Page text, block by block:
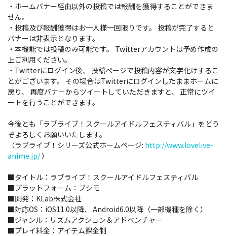
・ホームバナー経由以外の投稿では報酬を獲得することができま
せん。
・投稿及び報酬獲得はお一人様一回限りです。 投稿が完了すると
バナーは非表示となります。
・本機能では投稿のみ可能です。 Twitterアカウントは予め作成の
上ご利用ください。
・Twitterにログイン後、 投稿ぺージで投稿内容が文字化けするこ
とがございます。 その場合はTwitterにログインしたままホームに
戻り、 再度バナーからツイートしていただきますと、 正常にツイ
ートを行うことができます。
今後とも「ラブライブ！スクールアイドルフェスティバル」をどう
ぞよろしくお願いいたします。
（ラブライブ！シリーズ公式ホームページ: http://www.lovelive-
anime.jp/）
■タイトル：ラブライブ！スクールアイドルフェスティバル
■プラットフォーム：ブシモ
■開発：KLab株式会社
■対応OS：iOS11.0以降、 Android6.0以降（一部機種を除く）
■ジャンル：リズムアクション＆アドベンチャー
■プレイ料金：アイテム課金制